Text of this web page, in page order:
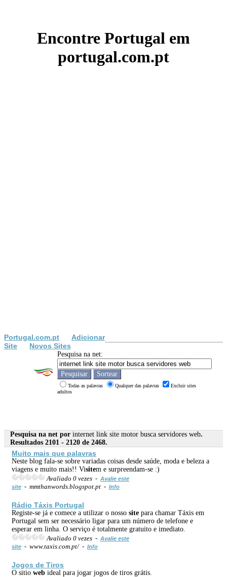
Encontre Portugal em
portugal.com.pt
Portugal.com.pt
Adicionar
Site
Novos Sites
Pesquisa na net:
Todas as palavras Qualquer das palavras
Excluir sites
adultos
Pesquisa na net por internet link site motor busca servidores web.
Resultados 2101 - 2120 de 2468.
Muito mais que palavras
Neste blog fala-se sobre variadas coisas desde saúde, moda e beleza a
viagens e muito mais!! Visitem e surpreendam-se :)
Avaliado 0 vezes - Avalie este
site - mmthanwords.blogspot.pt - Info
Rádio Táxis Portugal
Registe-se já e comece a utilizar o nosso site para chamar Táxis em
Portugal sem ser necessário ligar para um número de telefone e
esperar em linha. O serviço é totalmente gratuito e imediato.
Avaliado 0 vezes - Avalie este
site - www.taxis.com.pt/ - Info
Jogos de Tiros
O sitio web ideal para jogar jogos de tiros grátis.